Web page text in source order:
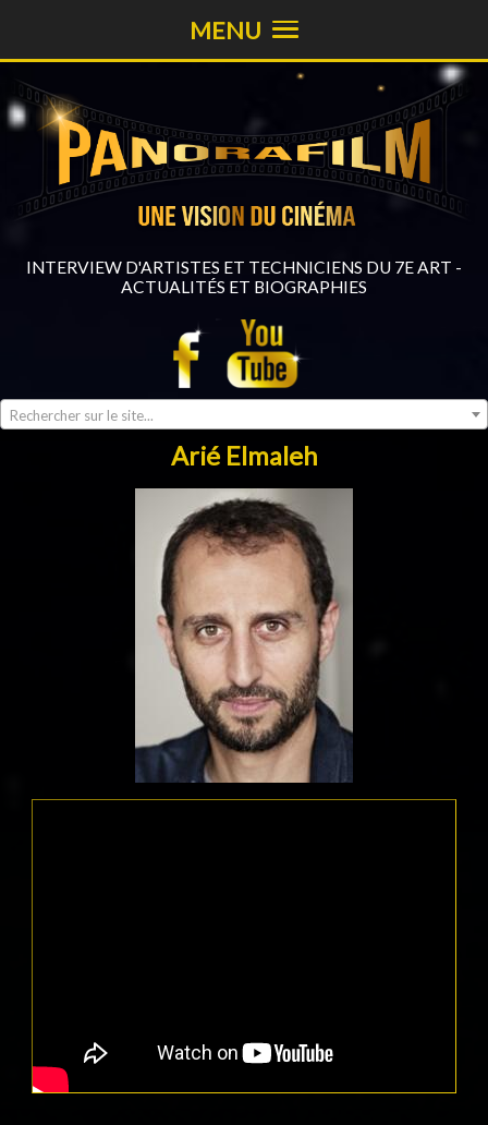
INTERVIEW D'ARTISTES ET TECHNICIENS DU 7E ART -
ACTUALITÉS ET BIOGRAPHIES
Rechercher sur le site...
MENU
Arié Elmaleh